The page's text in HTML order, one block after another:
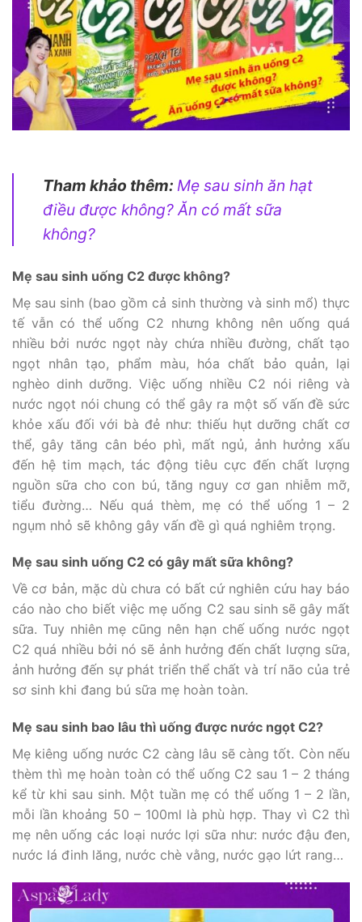
Tham khảo thêm: Mẹ sau sinh ăn hạt
điều được không? Ăn có mất sữa
không?
Mẹ sau sinh uống C2 được không?
Mẹ sau sinh (bao gồm cả sinh thường và sinh mổ) thực
tế vẫn có thể uống C2 nhưng không nên uống quá
nhiều bởi nước ngọt này chứa nhiều đường, chất tạo
ngọt nhân tạo, phẩm màu, hóa chất bảo quản, lại
nghèo dinh dưỡng. Việc uống nhiều C2 nói riêng và
nước ngọt nói chung có thể gây ra một số vấn đề sức
khỏe xấu đối với bà đẻ như: thiếu hụt dưỡng chất cơ
thể, gây tăng cân béo phì, mất ngủ, ảnh hưởng xấu
đến hệ tim mạch, tác động tiêu cực đến chất lượng
nguồn sữa cho con bú, tăng nguy cơ gan nhiễm mỡ,
tiểu đường… Nếu quá thèm, mẹ có thể uống 1 – 2
ngụm nhỏ sẽ không gây vấn đề gì quá nghiêm trọng.
Mẹ sau sinh uống C2 có gây mất sữa không?
Về cơ bản, mặc dù chưa có bất cứ nghiên cứu hay báo
cáo nào cho biết việc mẹ uống C2 sau sinh sẽ gây mất
sữa. Tuy nhiên mẹ cũng nên hạn chế uống nước ngọt
C2 quá nhiều bởi nó sẽ ảnh hưởng đến chất lượng sữa,
ảnh hưởng đến sự phát triển thể chất và trí não của trẻ
sơ sinh khi đang bú sữa mẹ hoàn toàn.
Mẹ sau sinh bao lâu thì uống được nước ngọt C2?
Mẹ kiêng uống nước C2 càng lâu sẽ càng tốt. Còn nếu
thèm thì mẹ hoàn toàn có thể uống C2 sau 1 – 2 tháng
kể từ khi sau sinh. Một tuần mẹ có thể uống 1 – 2 lần,
mỗi lần khoảng 50 – 100ml là phù hợp. Thay vì C2 thì
mẹ nên uống các loại nước lợi sữa như: nước đậu đen,
nước lá đinh lăng, nước chè vằng, nước gạo lứt rang…